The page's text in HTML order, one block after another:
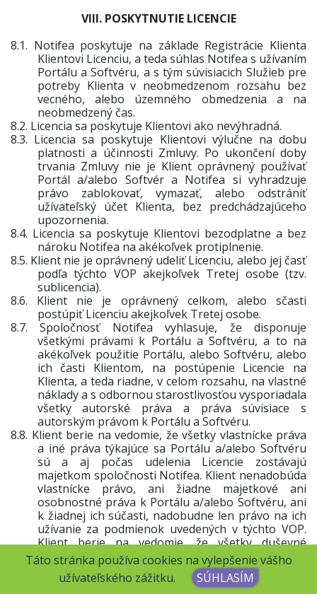
VIII. POSKYTNUTIE LICENCIE
8.1. Notifea poskytuje na základe Registrácie Klienta
Klientovi Licenciu, a teda súhlas Notifea s užívaním
Portálu a Softvéru, a s tým súvisiacich Služieb pre
potreby Klienta v neobmedzenom rozsahu bez
vecného, alebo územného obmedzenia a na
neobmedzený čas.
8.2. Licencia sa poskytuje Klientovi ako nevýhradná.
8.3. Licencia sa poskytuje Klientovi výlučne na dobu
platnosti a účinnosti Zmluvy. Po ukončení doby
trvania Zmluvy nie je Klient oprávnený používať
Portál a/alebo Softvér a Notifea si vyhradzuje
právo zablokovať, vymazať, alebo odstrániť
užívateľský účet Klienta, bez predchádzajúceho
upozornenia.
8.4. Licencia sa poskytuje Klientovi bezodplatne a bez
nároku Notifea na akékoľvek protiplnenie.
8.5. Klient nie je oprávnený udeliť Licenciu, alebo jej časť
podľa týchto VOP akejkoľvek Tretej osobe (tzv.
sublicencia).
8.6. Klient nie je oprávnený celkom, alebo sčasti
postúpiť Licenciu akejkoľvek Tretej osobe.
8.7.Spoločnosť Notifea vyhlasuje, že disponuje
všetkými právami k Portálu a Softvéru, a to na
akékoľvek použitie Portálu, alebo Softvéru, alebo
ich časti Klientom, na postúpenie Licencie na
Klienta, a teda riadne, v celom rozsahu, na vlastné
náklady a s odbornou starostlivosťou vysporiadala
všetky autorské práva a práva súvisiace s
autorským právom k Portálu a Softvéru.
8.8. Klient berie na vedomie, že všetky vlastnícke práva
a iné práva týkajúce sa Portálua/alebo Softvéru
sú a aj počas udelenia Licencie zostávajú
majetkom spoločnosti Notifea. Klient nenadobúda
vlastnícke právo, ani žiadne majetkové ani
osobnostné práva k Portálu a/alebo Softvéru, ani
k žiadnej ich súčasti, nadobudne len právo na ich
užívanie za podmienok uvedených v týchto VOP.
Klient berie na vedomie, ževšetky duševné
vlastníctva obsiahnuté na Portália/alebo v
Softvéri môžu byť chránené Autorským zákonom
a inými právnymi predpismi.
Táto stránka používa cookies na vylepšenie vášho
užívateľského zážitku.
SÚHLASÍM